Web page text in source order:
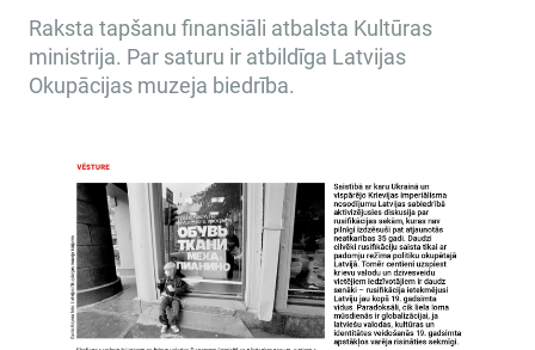
Raksta tapšanu finansiāli atbalsta Kultūras
ministrija. Par saturu ir atbildīga Latvijas
Okupācijas muzeja biedrība.